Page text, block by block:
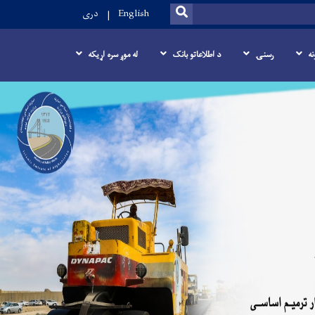
SEARCH
English دری
رسنۍ د اطلاعاتو بانک له موږ سره اړیکه